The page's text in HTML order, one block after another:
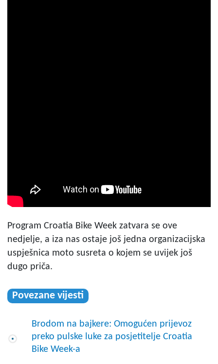
Program Croatia Bike Week zatvara se ove
nedjelje, a iza nas ostaje još jedna organizacijska
uspješnica moto susreta o kojem se uvijek još
dugo priča.
Povezane vijesti
Brodom na bajkere: Omogućen prijevoz
preko pulske luke za posjetitelje Croatia
Bike Week-a